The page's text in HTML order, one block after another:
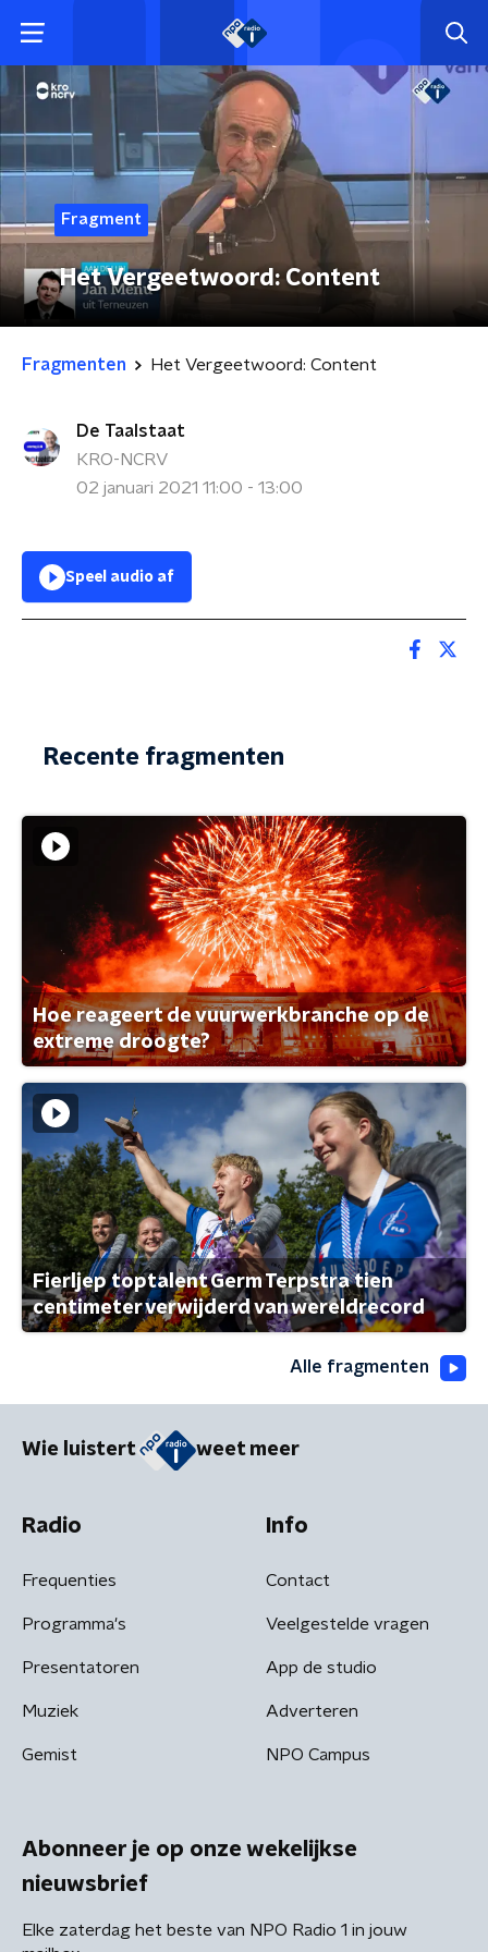
Fragment
Het Vergeetwoord: Content
Fragmenten Het Vergeetwoord: Content
De Taalstaat
KRO-NCRV
02 januari 2021 11:00 - 13:00
Speel audio af
Recente fragmenten
Hoe reageert de vuurwerkbranche op de
extreme droogte?
Fierljep toptalent Germ Terpstra tien
centimeter verwijderd van wereldrecord
Alle fragmenten
Wie luistert weet meer
Radio
Frequenties
Programma's
Presentatoren
Muziek
Gemist
Info
Contact
Veelgestelde vragen
App de studio
Adverteren
NPO Campus
Abonneer je op onze wekelijkse
nieuwsbrief
Elke zaterdag het beste van NPO Radio 1 in jouw